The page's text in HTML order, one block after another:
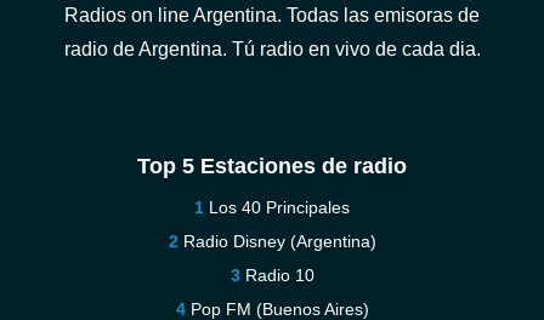
Radios on line Argentina. Todas las emisoras de
radio de Argentina. Tú radio en vivo de cada dia.
Top 5 Estaciones de radio
Los 40 Principales
Radio Disney (Argentina)
Radio 10
Pop FM (Buenos Aires)